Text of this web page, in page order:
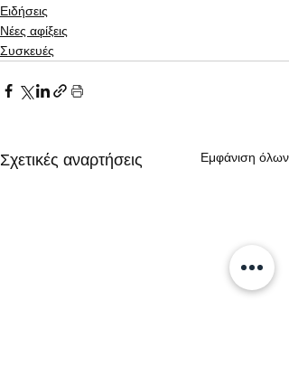
Ειδήσεις
Νέες αφίξεις
Συσκευές
Σχετικές αναρτήσεις Εμφάνιση όλων